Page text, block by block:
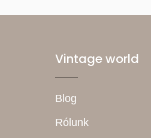
Vintage world
Blog
Rólunk